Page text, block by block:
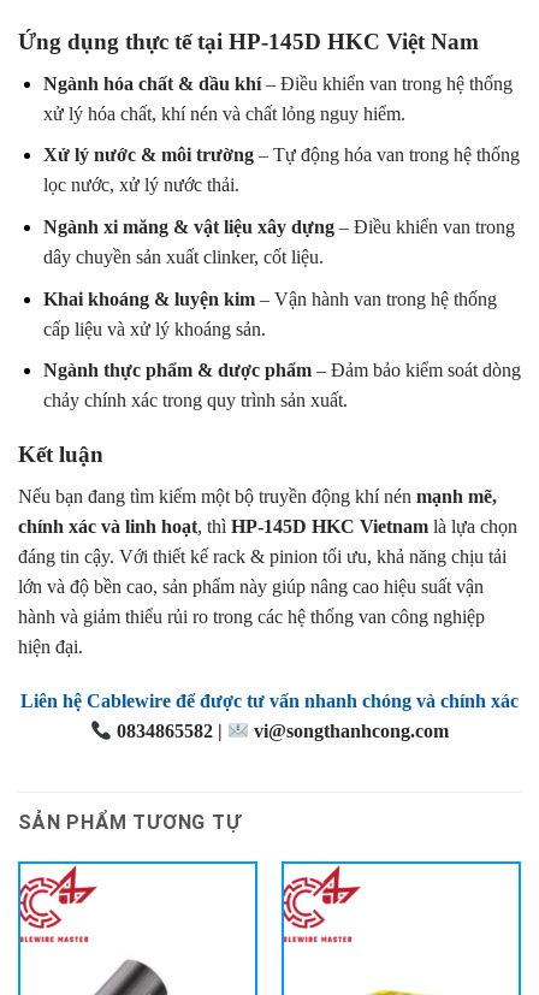
Ứng dụng thực tế tại HP-145D HKC Việt Nam
Ngành hóa chất & dầu khí– Điều khiển van trong hệ thống
xử lý hóa chất, khí nén và chất lỏng nguy hiểm.
Xử lý nước & môi trường– Tự động hóa van trong hệ thống
lọc nước, xử lý nước thải.
Ngành xi măng & vật liệu xây dựng– Điều khiển van trong
dây chuyền sản xuất clinker, cốt liệu.
Khai khoáng & luyện kim– Vận hành van trong hệ thống
cấp liệu và xử lý khoáng sản.
Ngành thực phẩm & dược phẩm– Đảm bảo kiểm soát dòng
chảy chính xác trong quy trình sản xuất.
Kết luận
Nếu bạn đang tìm kiếm một bộ truyền động khí nén mạnh mẽ,
chính xác và linh hoạt, thì HP-145D HKC Vietnam là lựa chọn
đáng tin cậy. Với thiết kế rack & pinion tối ưu, khả năng chịu tải
lớn và độ bền cao, sản phẩm này giúp nâng cao hiệu suất vận
hành và giảm thiểu rủi ro trong các hệ thống van công nghiệp
hiện đại.
Liên hệ Cablewire để được tư vấn nhanh chóng và chính xác
0834865582 |
vi@songthanhcong.com
SẢN PHẨM TƯƠNG TỰ